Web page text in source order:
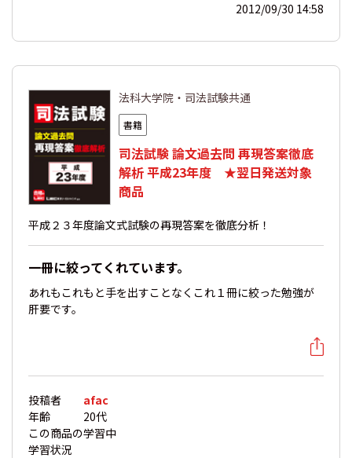
2012/09/30 14:58
法科大学院・司法試験共通
書籍
司法試験 論文過去問 再現答案徹底
解析 平成23年度 ★翌日発送対象
商品
平成２３年度論文式試験の再現答案を徹底分析！
一冊に絞ってくれています。
あれもこれもと手を出すことなくこれ１冊に絞った勉強が
肝要です。
投稿者
afac
年齢
20代
この商品の
学習状況
学習中